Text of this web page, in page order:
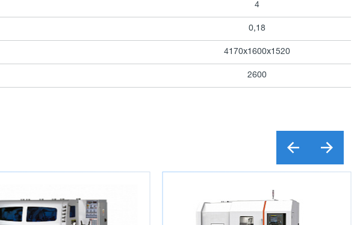
4
0,18
4170х1600х1520
2600